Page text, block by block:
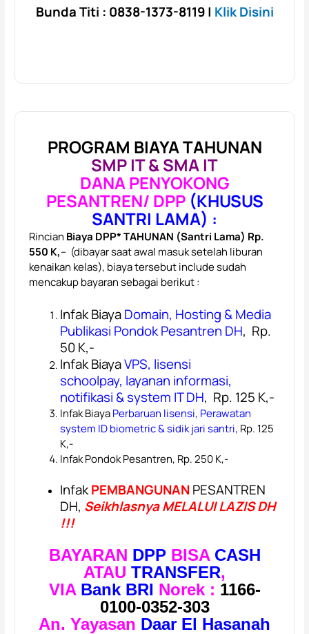
Bunda Titi : 0838-1373-8119| Klik Disini
PROGRAM BIAYA TAHUNAN
SMP IT & SMA IT
DANA PENYOKONG
PESANTREN/ DPP (KHUSUS
SANTRI LAMA) :
Rincian Biaya DPP* TAHUNAN (Santri Lama) Rp.
550 K,– (dibayar saat awal masuk setelah liburan
kenaikan kelas), biaya tersebut include sudah
mencakup bayaran sebagai berikut :
Infak BiayaDomain, Hosting & Media
Publikasi Pondok Pesantren DH, Rp.
50 K,-
Infak BiayaVPS, lisensi
schoolpay, layanan informasi,
notifikasi & system IT DH, Rp. 125 K,-
Infak BiayaPerbaruan lisensi, Perawatan
system ID biometric & sidik jari santri, Rp. 125
K,-
Infak Pondok Pesantren, Rp. 250 K,-
InfakPEMBANGUNANPESANTREN
DH, Seikhlasnya MELALUI LAZIS DH
!!!
BAYARAN DPPBISA CASH
ATAU TRANSFER,
VIA Bank BRI Norek : 1166-
0100-0352-303
An. Yayasan Daar El Hasanah